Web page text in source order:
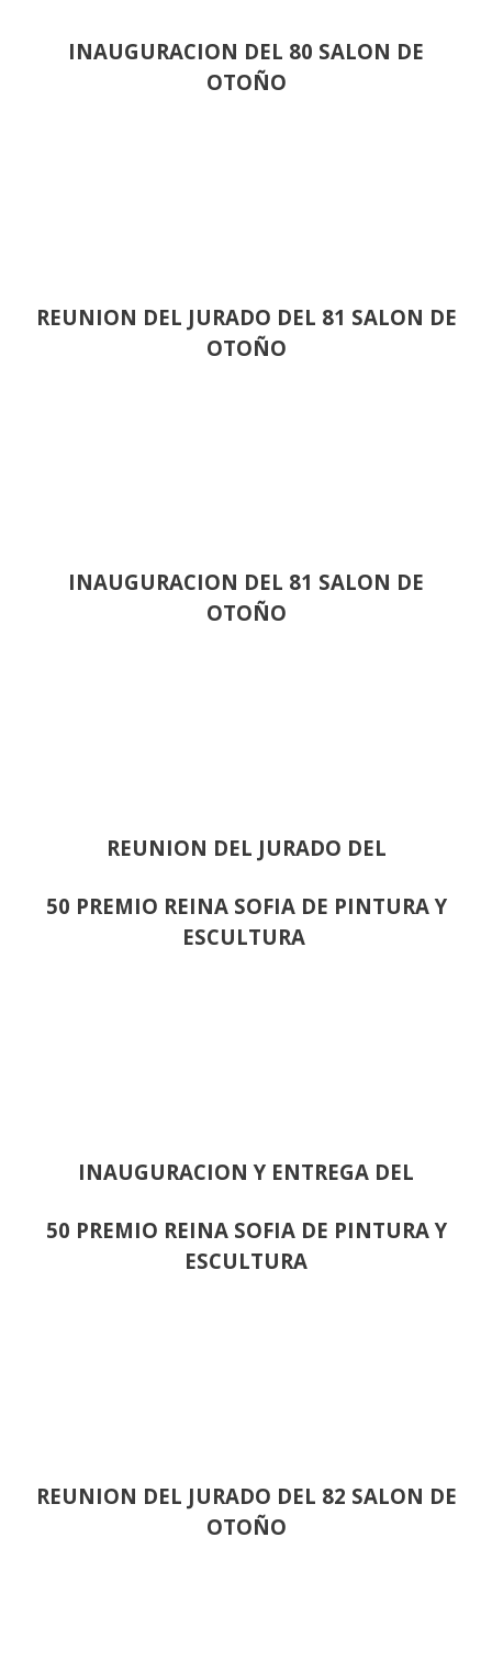
INAUGURACION DEL 80 SALON DE
OTOÑO
REUNION DEL JURADO DEL 81 SALON DE
OTOÑO
INAUGURACION DEL 81 SALON DE
OTOÑO
REUNION DEL JURADO DEL
50 PREMIO REINA SOFIA DE PINTURA Y
ESCULTURA
INAUGURACION Y ENTREGA DEL
50 PREMIO REINA SOFIA DE PINTURA Y
ESCULTURA
REUNION DEL JURADO DEL 82 SALON DE
OTOÑO